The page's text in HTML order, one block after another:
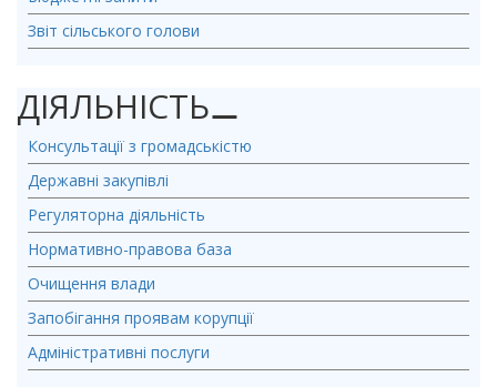
Звіт сільського голови
ДІЯЛЬНІСТЬ⚊
Консультації з громадськістю
Державні закупівлі
Регуляторна діяльність
Нормативно-правова база
Очищення влади
Запобігання проявам корупції
Адміністративні послуги